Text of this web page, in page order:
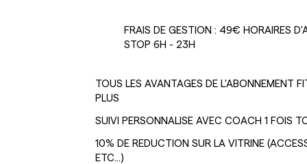
FRAIS DE GESTION : 49€ HORAIRES
STOP 6H - 23H
TOUS LES AVANTAGES DE L'ABONNEMENT
PLUS
SUIVI PERSONNALISE AVEC COACH 1 FOIS
10% DE REDUCTION SUR LA VITRINE
ETC...)